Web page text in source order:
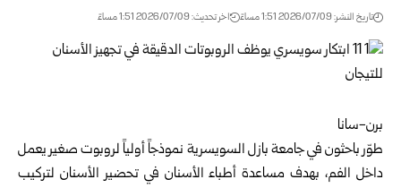
تاريخ النشر: 2026/07/09 1:51 مساءً اخر تحديث: 2026/07/09 1:51 مساءً
برن-سانا
طوّر باحثون في جامعة بازل السويسرية نموذجاً أولياً لروبوت صغير يعمل
داخل الفم، بهدف مساعدة أطباء الأسنان في تحضير الأسنان لتركيب